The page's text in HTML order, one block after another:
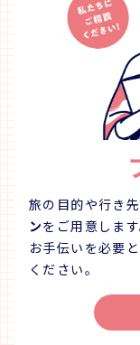
旅の目的や行き
ンをご用意します
お手伝いを必要
ください。